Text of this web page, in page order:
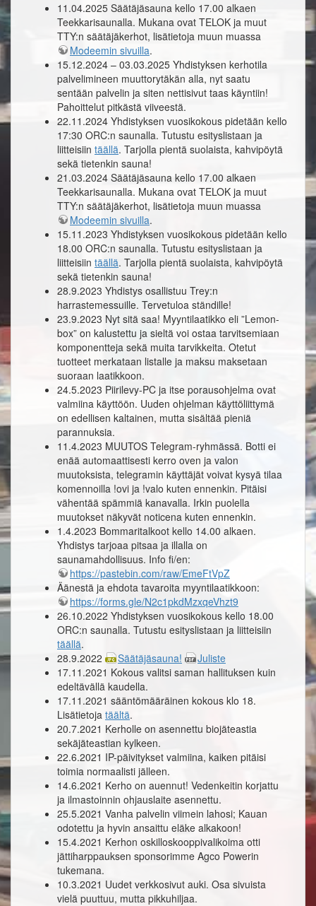
11.04.2025 Säätäjäsauna kello 17.00 alkaen
Teekkarisaunalla. Mukana ovat TELOK ja muut
TTY:n säätäjäkerhot, lisätietoja muun muassa
Modeemin sivuilla.
15.12.2024 – 03.03.2025 Yhdistyksen kerhotila
palvelimineen muuttorytäkän alla, nyt saatu
sentään palvelin ja siten nettisivut taas käyntiin!
Pahoittelut pitkästä viiveestä.
22.11.2024 Yhdistyksen vuosikokous pidetään kello
17:30 ORC:n saunalla. Tutustu esityslistaan ja
liitteisiin täällä. Tarjolla pientä suolaista, kahvipöytä
sekä tietenkin sauna!
21.03.2024 Säätäjäsauna kello 17.00 alkaen
Teekkarisaunalla. Mukana ovat TELOK ja muut
TTY:n säätäjäkerhot, lisätietoja muun muassa
Modeemin sivuilla.
15.11.2023 Yhdistyksen vuosikokous pidetään kello
18.00 ORC:n saunalla. Tutustu esityslistaan ja
liitteisiin täällä. Tarjolla pientä suolaista, kahvipöytä
sekä tietenkin sauna!
28.9.2023 Yhdistys osallistuu Trey:n
harrastemessuille. Tervetuloa ständille!
23.9.2023 Nyt sitä saa! Myyntilaatikko eli ”Lemon-
box” on kalustettu ja sieltä voi ostaa tarvitsemiaan
komponentteja sekä muita tarvikkeita. Otetut
tuotteet merkataan listalle ja maksu maksetaan
suoraan laatikkoon.
24.5.2023 Piirilevy-PC ja itse porausohjelma ovat
valmiina käyttöön. Uuden ohjelman käyttöliittymä
on edellisen kaltainen, mutta sisältää pieniä
parannuksia.
11.4.2023 MUUTOS Telegram-ryhmässä. Botti ei
enää automaattisesti kerro oven ja valon
muutoksista, telegramin käyttäjät voivat kysyä tilaa
komennoilla !ovi ja !valo kuten ennenkin. Pitäisi
vähentää spämmiä kanavalla. Irkin puolella
muutokset näkyvät noticena kuten ennenkin.
1.4.2023 Bommaritalkoot kello 14.00 alkaen.
Yhdistys tarjoaa pitsaa ja illalla on
saunamahdollisuus. Info fi/en:
https://pastebin.com/raw/EmeFtVpZ
Äänestä ja ehdota tavaroita myyntilaatikkoon:
https://forms.gle/N2c1pkdMzxqeVhzt9
26.10.2022 Yhdistyksen vuosikokous kello 18.00
ORC:n saunalla. Tutustu esityslistaan ja liitteisiin
täällä.
28.9.2022
Säätäjäsauna!
Juliste
17.11.2021 Kokous valitsi saman hallituksen kuin
edeltävällä kaudella.
17.11.2021 sääntömääräinen kokous klo 18.
Lisätietoja täältä.
20.7.2021 Kerholle on asennettu biojäteastia
sekäjäteastian kylkeen.
22.6.2021 IP-päivitykset valmiina, kaiken pitäisi
toimia normaalisti jälleen.
14.6.2021 Kerho on auennut! Vedenkeitin korjattu
ja ilmastoinnin ohjauslaite asennettu.
25.5.2021 Vanha palvelin viimein lahosi; Kauan
odotettu ja hyvin ansaittu eläke alkakoon!
15.4.2021 Kerhon oskilloskooppivalikoima otti
jättiharppauksen sponsorimme Agco Powerin
tukemana.
10.3.2021 Uudet verkkosivut auki. Osa sivuista
vielä puuttuu, mutta pikkuhiljaa.